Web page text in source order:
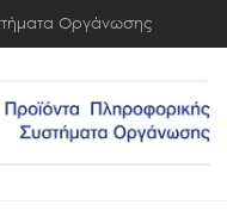
Οργάνωσης